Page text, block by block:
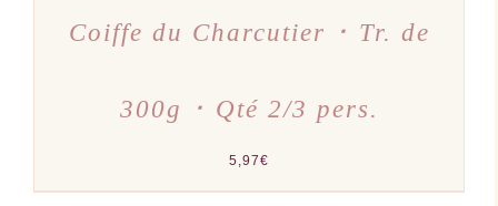
Coiffe du Charcutier ･ Tr. de
300g ･ Qté 2/3 pers.
5,97€